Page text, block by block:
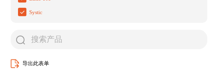
Systic
导出此表单